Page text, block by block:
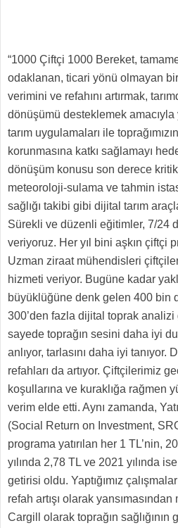
“1000 Çiftçi 1000 Bereket,
odaklanan, ticari yönü olmayan
verimini ve refahını artırmak,
dönüşümü desteklemek amacıyla
tarım uygulamaları ile
korunmasına katkı sağlamayı
dönüşüm konusu son derece
meteoroloji-sulama ve tahmin
sağlığı takibi gibi dijital tarım
Sürekli ve düzenli eğitimler, 7/24
veriyoruz. Her yıl bini aşkın çiftçi
Uzman ziraat mühendisleri
hizmeti veriyor. Bugüne kadar
büyüklüğüne denk gelen 400 bin
300’den fazla dijital toprak
sayede toprağın sesini daha iyi
anlıyor, tarlasını daha iyi tanıyor.
refahları da artıyor. Çiftçilerimiz
koşullarına ve kuraklığa rağmen
verim elde etti. Aynı zamanda,
(Social Return on Investment,
programa yatırılan her 1 TL’nin,
yılında 2,78 TL ve 2021 yılında
getirisi oldu. Yaptığımız
refah artışı olarak
Cargill olarak toprağın